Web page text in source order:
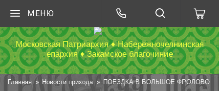
МЕНЮ
Московская Патриархия ♦ Набережночелнинская
епархия ♦ Закамское благочиние
Главная Новости прихода ПОЕЗДКА В БОЛЬШОЕ ФРОЛОВО